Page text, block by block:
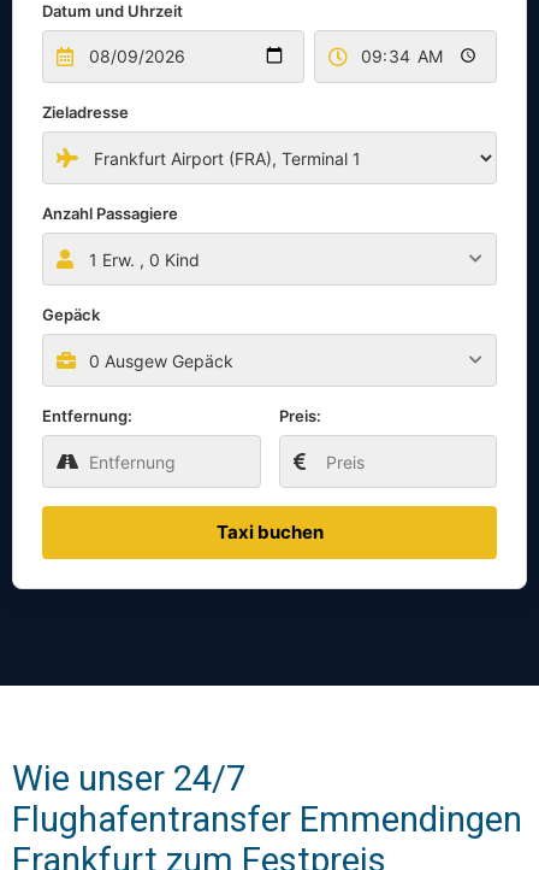
Datum und Uhrzeit
Zieladresse
Anzahl Passagiere
1 Erw. , 0 Kind
Gepäck
0 Ausgew Gepäck
Entfernung: Preis:
Taxi buchen
Wie unser 24/7
Flughafentransfer Emmendingen
Frankfurt zum Festpreis